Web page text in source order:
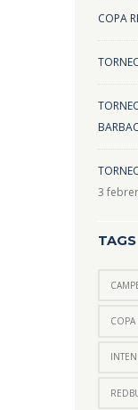
COPA
3
TAGS
COPA